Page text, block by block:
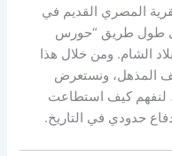
المصري القديم في
طول طريق “حورس
الشام. ومن خلال هذا
المذهل، ونستعرض
لنفهم كيف استطاعت
حدودي في التاريخ.